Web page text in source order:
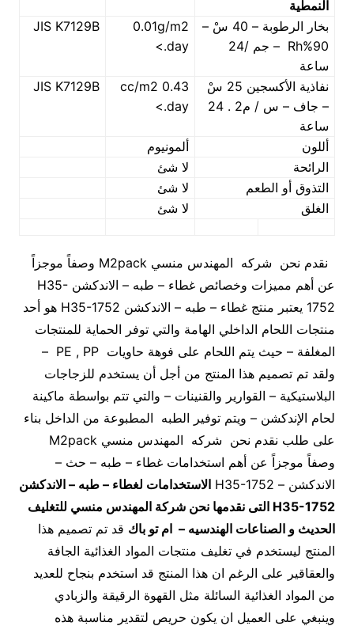
النمطية
بخار الرطوبة – 40 سْ –
ساعة
0.01g/m2
.day>
JIS K7129B
نفاذية الأكسجين 25 سْ
– جاف – س / م2 . 24
ساعة
0.43 cc/m2
.day>
JIS K7129B
أللون
ألمونيوم
الرائحة
لا شئ
التذوق أو الطعم
لا شئ
الغلق
لا شئ
نقدم نحن شركه المهندس منسي M2pack وصفاً موجزاً
عن أهم مميزات وخصائص غطاء – طبه – الاندكشن H35-
1752 يعتبر منتج غطاء – طبه – الاندكشن H35-1752 هو أحد
منتجات اللحام الداخلي الهامة والتي توفر الحماية للمنتجات
المغلفة – حيث يتم اللحام على فوهة حاويات PE , PP –
ولقد تم تصميم هذا المنتج من أجل أن يستخدم للزجاجات
البلاستيكية – القوارير والقنينات – والتي تتم بواسطة ماكينة
لحام الإندكشن – ويتم توفير الطبه المطبوعة من الداخل بناء
على طلب نقدم نحن شركه المهندس منسي M2pack
وصفاً موجزاً عن أهم استخدامات غطاء – طبه – حث –
الاندكشن – H35-1752
الاستخدامات لغطاء – طبه – الاندكشن
H35-1752 التى نقدمها نحن شركة المهندس منسي للتغليف
الحديث و الصناعات الهندسيه – ام تو باك قد تم تصميم هذا
المنتج ليستخدم في تغليف منتجات المواد الغذائية الجافة
والعقاقير على الرغم ان هذا المنتج قد استخدم بنجاح للعديد
من المواد الغذائية السائلة مثل القهوة الرقيقة والزبادي
وينبغي على العميل ان يكون حريص لتقدير مناسبة هذه